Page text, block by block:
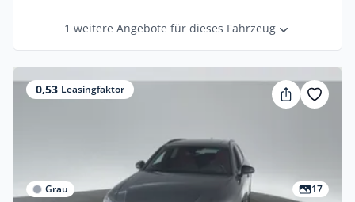
1 weitere Angebote für dieses Fahrzeug
0,53 Leasingfaktor
Grau 17